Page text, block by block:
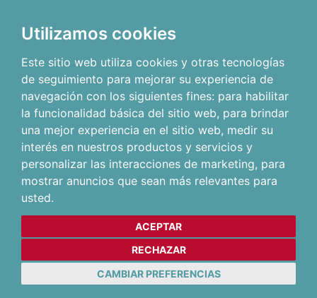
Utilizamos cookies
Este sitio web utiliza cookies y otras tecnologías
de seguimiento para mejorar su experiencia de
navegación con los siguientes fines: para habilitar
la funcionalidad básica del sitio web, para brindar
una mejor experiencia en el sitio web, medir su
interés en nuestros productos y servicios y
personalizar las interacciones de marketing, para
mostrar anuncios que sean más relevantes para
usted.
ACEPTAR
RECHAZAR
CAMBIAR PREFERENCIAS